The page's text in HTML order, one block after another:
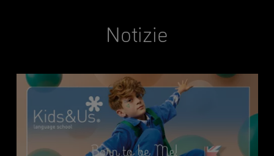
Notizie